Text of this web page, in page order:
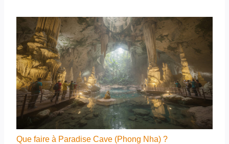
Que faire à Paradise Cave (Phong Nha) ?